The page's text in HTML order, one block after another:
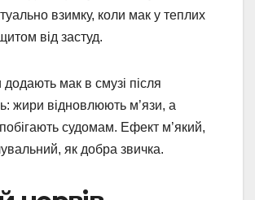
взимку, коли мак у теплих
від застуд.
мак в смузі після
жири відновлюють м’язи, а
судомам. Ефект м’який,
як добра звичка.